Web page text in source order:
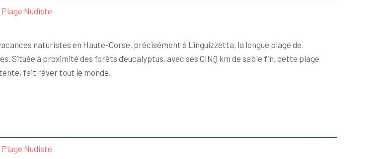
Plage Nudiste
naturistes en Haute-Corse, précisément à Linguizzetta, la longue plage de
Située à proximité des forêts d’eucalyptus, avec ses CINQ km de sable fin, cette plage
fait rêver tout le monde.
Plage Nudiste